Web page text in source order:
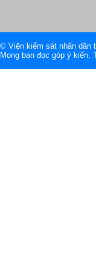
© Viện kiểm sát nhân dân
Mong bạn đọc góp ý kiến.